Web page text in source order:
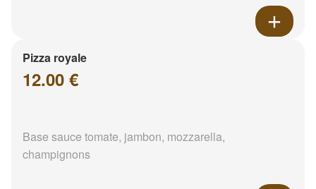
Pizza royale
12.00 €
Base sauce tomate, jambon, mozzarella,
champignons